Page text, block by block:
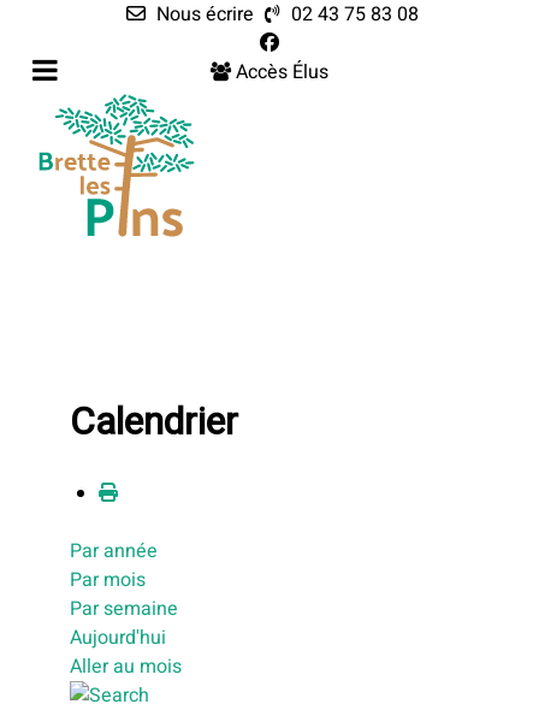
Nous écrire
02 43 75 83 08
Accès Élus
Calendrier
Par année
Par mois
Par semaine
Aujourd'hui
Aller au mois